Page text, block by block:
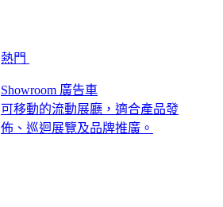
熱門
Showroom 廣告車
可移動的流動展廳，適合產品發
佈、巡迴展覽及品牌推廣。